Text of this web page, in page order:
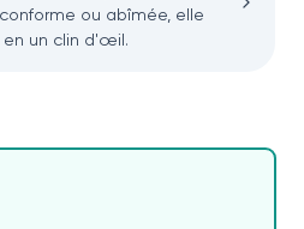
ou abîmée, elle
un clin d'œil.